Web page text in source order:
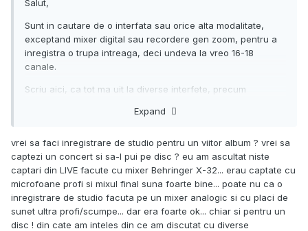
Salut,
Sunt in cautare de o interfata sau orice alta modalitate,
exceptand mixer digital sau recordere gen zoom, pentru a
inregistra o trupa intreaga, deci undeva la vreo 16-18
canale.
Scriu aici, ca tot ma uit la diverse interfete, precum
numar doar 8 si imi cam da cu virgula.
Nu sunt experimentat intr-ale studiourilor si din cauza asta
va cer ajutorul
Multumesc!
Expand
vrei sa faci inregistrare de studio pentru un viitor album ? vrei sa
captezi un concert si sa-l pui pe disc ? eu am ascultat niste
captari din LIVE facute cu mixer Behringer X-32... erau captate cu
microfoane profi si mixul final suna foarte bine... poate nu ca o
inregistrare de studio facuta pe un mixer analogic si cu placi de
sunet ultra profi/scumpe... dar era foarte ok... chiar si pentru un
disc ! din cate am inteles din ce am discutat cu diverse